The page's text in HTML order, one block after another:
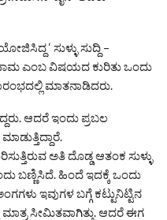
‘ ಸುಳ್ಳು ಸುದ್ದಿ –
ಎಂಬ ವಿಷಯದ ಕುರಿತು ಒಂದು
ಮಾತನಾಡಿದರು.
ಆದರೆ ಇಂದು ಪ್ರಬಲ
ಅತಿ ದೊಡ್ಡ ಆತಂಕ ಸುಳ್ಳು
ಬಣ್ಣಿಸಿದೆ. ಹಿಂದೆ ಇದಕ್ಕೆ ಒಂದು
ಇವುಗಳ ಬಗ್ಗೆ ಕಟ್ಟುನಿಟ್ಟಿನ
ಮಾತ್ರ ಸೀಮಿತವಾಗಿತ್ತು. ಆದರೆ ಈಗ